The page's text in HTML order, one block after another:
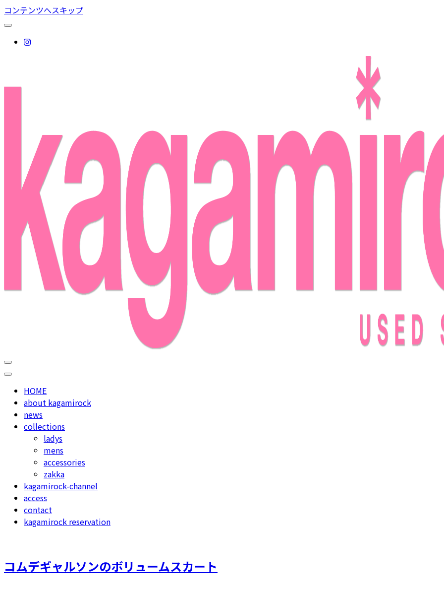
コンテンツへスキップ
kagamirock
used select shop in nakameguro
HOME
about kagamirock
news
collections
ladys
mens
accessories
zakka
kagamirock-channel
access
contact
kagamirock reservation
コムデギャルソンのボリュームスカート